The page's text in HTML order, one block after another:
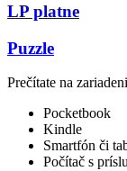
LP platne
Puzzle
Prečítate na
Pocketbook
Kindle
Smartfón či
Počítač s